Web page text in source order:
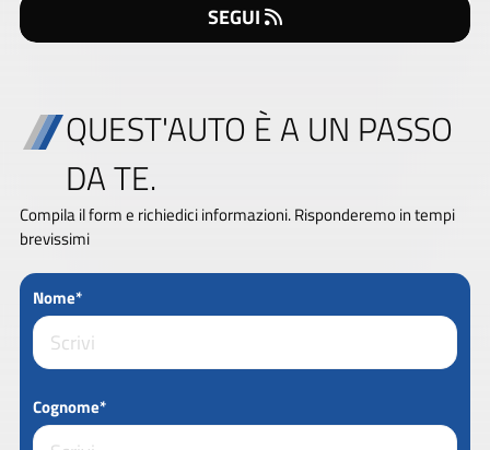
SEGUI
QUEST'AUTO È A UN PASSO
DA TE.
Compila il form e richiedici informazioni. Risponderemo in tempi
brevissimi
Nome*
Cognome*